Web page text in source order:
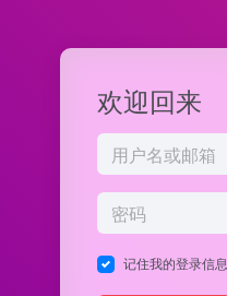
欢迎回来
记住我的登录信息